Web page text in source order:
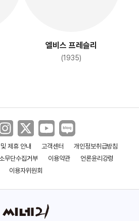
엘비스 프레슬리
(1935)
제휴 안내 고객센터
개인정보취급방침
무단수집거부 이용약관
언론윤리강령
이용자위원회